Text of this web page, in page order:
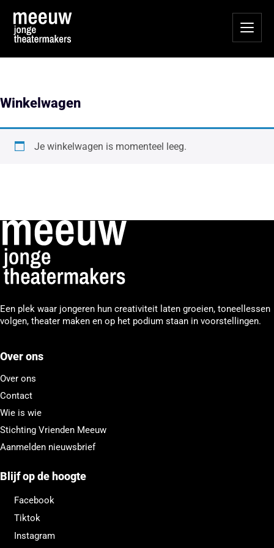
Winkelwagen
Je winkelwagen is momenteel leeg.
Een plek waar jongeren hun creativiteit laten groeien, toneellessen
volgen, theater maken en op het podium staan in voorstellingen.
Over ons
Over ons
Contact
Wie is wie
Stichting Vrienden Meeuw
Aanmelden nieuwsbrief
Blijf op de hoogte
Facebook
Tiktok
Instagram